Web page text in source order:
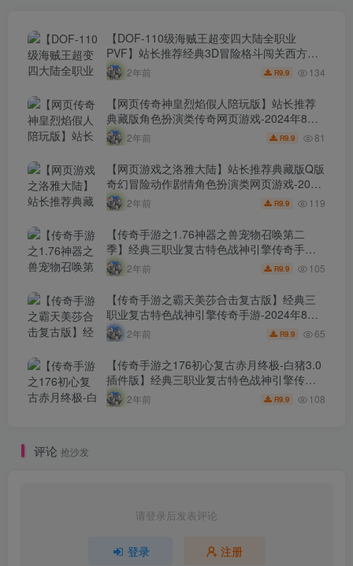
【DOF-110级海贼王超变四大陆全职业
PVF】站长推荐经典3D冒险格斗闯关西方魔
幻端游-2024年8月8日最新打包Linux服务端
源码视频架设教程-等级补丁-配套完整客户
端！
2年前 R9.9 134
【网页传奇神皇烈焰假人陪玩版】站长推荐
典藏版角色扮演类传奇网页游戏-2024年8月8
日最新打包Wn服务端源码视频架设教程-配套
GM工具！
2年前 R9.9 81
【网页游戏之洛雅大陆】站长推荐典藏版Q版
奇幻冒险动作剧情角色扮演类网页游戏-2024
年8月7日最新打包Wn服务端源码视频架设教
程-微端-GM工具-详细外网教程！
2年前 R9.9 119
【传奇手游之1.76神器之兽宠物召唤第二
季】经典三职业复古特色战神引擎传奇手
游-2024年8月7日最新打包Win服务端源码视
频架设教程-新版GM多功能网页授权物品后
台-GM直冲网页后台-安卓苹果IOS双端版
本！
2年前 R9.9 105
【传奇手游之霸天美莎合击复古版】经典三
职业复古特色战神引擎传奇手游-2024年8月7
日最新打包Win服务端源码视频架设教程-新
版GM多功能网页授权物品后台-GM直冲网页
后台-安卓苹果IOS双端版本！
2年前 R9.9 65
【传奇手游之176初心复古赤月终极-白猪3.0
插件版】经典三职业复古特色战神引擎传奇
手游-2024年8月6日最新打包Win服务端源码
视频架设教程-新版GM多功能网页授权物品
2年前 R9.9 108
评论 抢沙发
请登录后发表评论
登录 注册